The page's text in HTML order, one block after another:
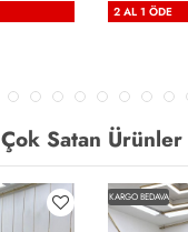
2 AL 1 ÖDE
Çok Satan Ürünler
KARGO BEDAVA